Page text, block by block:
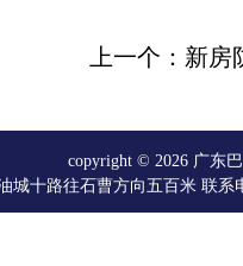
上一个：新
copyright © 2026 广东
城十路往石曹方向五百米 联系